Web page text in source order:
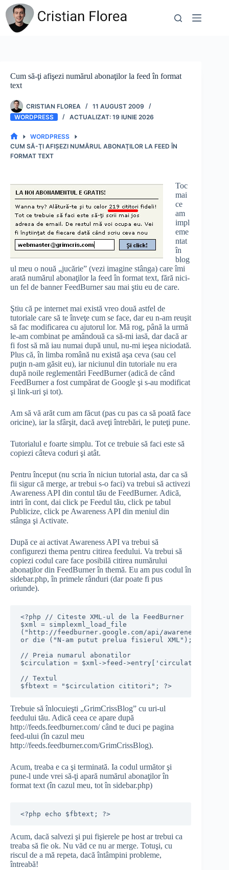
Sari
conținut
Cum să-ţi afişezi numărul abonaţilor la feed în format
text
CRISTIAN FLOREA
11 AUGUST 2009
WORDPRESS
19 IUNIE 2026
PRIMA
PAGINĂ
WORDPRESS
CUM SĂ-ŢI AFIŞEZI NUMĂRUL ABONAŢILOR LA FEED ÎN
FORMAT TEXT
Toc
mai
ce
am
impl
eme
ntat
în
blog
ul meu o nouă „jucărie” (vezi imagine stânga) care îmi
arată numărul abonaţilor la feed în format text, fără nici-
un fel de banner FeedBurner sau mai ştiu eu de care.
Ştiu că pe internet mai există vreo două astfel de
tutoriale care să te înveţe cum se face, dar eu n-am reuşit
să fac modificarea cu ajutorul lor. Mă rog, până la urmă
le-am combinat pe amândouă ca să-mi iasă, dar dacă ar
fi fost să mă iau numai după unul, nu-mi ieşea niciodată.
Plus că, în limba română nu există aşa ceva (sau cel
puţin n-am găsit eu), iar niciunul din tutoriale nu era
după noile reglementări FeedBurner (adică de când
FeedBurner a fost cumpărat de Google şi s-au modificat
şi link-uri şi tot).
Am să vă arăt cum am făcut (pas cu pas ca să poată face
oricine), iar la sfârşit, dacă aveţi întrebări, le puteţi pune.
Tutorialul e foarte simplu. Tot ce trebuie să faci este să
copiezi câteva coduri şi atât.
Pentru început (nu scria în niciun tutorial asta, dar ca să
fii sigur că merge, ar trebui s-o faci) va trebui să activezi
Awareness API din contul tău de FeedBurner. Adică,
intri în cont, dai click pe Feedul tău, click pe tabul
Publicize, click pe Awareness API din meniul din
stânga şi Activate.
După ce ai activat Awareness API va trebui să
configurezi thema pentru citirea feedului. Va trebui să
copiezi codul care face posibilă citirea numărului
abonaţilor din FeedBurner în themă. Eu am pus codul în
sidebar.php, în primele rânduri (dar poate fi pus
oriunde).
<?php // Citeste XML-ul de la FeedBurner
$xml = simplexml_load_file
("http://feedburner.google.com/api/awareness/1.0/
or die ("N-am putut prelua fisierul XML");
// Preia numarul abonatilor
$circulation = $xml->feed->entry['circulation'];
// Textul
$fbtext = "$circulation cititori"; ?>
Trebuie să înlocuieşti „GrimCrissBlog” cu uri-ul
feedului tău. Adică ceea ce apare după
http://feeds.feedburner.com/ când te duci pe pagina
feed-ului (în cazul meu
http://feeds.feedburner.com/GrimCrissBlog).
Acum, treaba e ca şi terminată. Ia codul următor şi
pune-l unde vrei să-ţi apară numărul abonaţilor în
format text (în cazul meu, tot în sidebar.php)
<?php echo $fbtext; ?>
Acum, dacă salvezi şi pui fişierele pe host ar trebui ca
treaba să fie ok. Nu văd ce nu ar merge. Totuşi, cu
riscul de a mă repeta, dacă întâmpini probleme,
întreabă!